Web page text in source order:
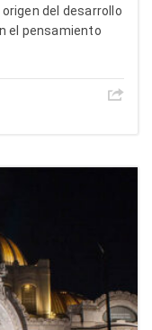
del desarrollo
el pensamiento